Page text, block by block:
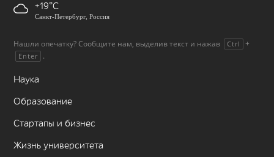
+19
Санкт-Петербург, Россия
Нашли опечатку? Сообщите нам, выделив текст и нажав Ctrl +
Enter .
Наука
Образование
Стартапы и бизнес
Жизнь университета